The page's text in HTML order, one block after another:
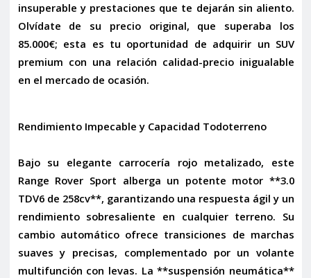
insuperable y prestaciones que te dejarán sin aliento.
Olvídate de su precio original, que superaba los
85.000€; esta es tu oportunidad de adquirir un SUV
premium con una relación calidad-precio inigualable
en el mercado de ocasión.
Rendimiento Impecable y Capacidad Todoterreno
Bajo su elegante carrocería rojo metalizado, este
Range Rover Sport alberga un potente motor **3.0
TDV6 de 258cv**, garantizando una respuesta ágil y un
rendimiento sobresaliente en cualquier terreno. Su
cambio automático ofrece transiciones de marchas
suaves y precisas, complementado por un volante
multifunción con levas. La **suspensión neumática**